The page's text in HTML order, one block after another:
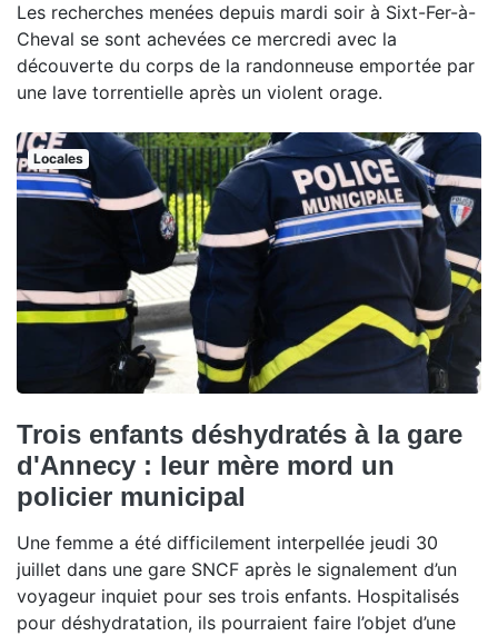
Les recherches menées depuis mardi soir à Sixt-Fer-à-
Cheval se sont achevées ce mercredi avec la
découverte du corps de la randonneuse emportée par
une lave torrentielle après un violent orage.
Locales
Trois enfants déshydratés à la gare
d'Annecy : leur mère mord un
policier municipal
Une femme a été difficilement interpellée jeudi 30
juillet dans une gare SNCF après le signalement d’un
voyageur inquiet pour ses trois enfants. Hospitalisés
pour déshydratation, ils pourraient faire l’objet d’une